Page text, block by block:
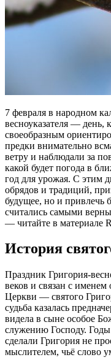
7 февраля в народном
весноуказателя — день,
своеобразным
предки внимательно
ветру и наблюдали за
какой будет погода в
год для урожая. С этим
обрядов и традиций,
будущее, но и привлечь
считались самыми
— читайте в материале
История
Праздник Григория-
веков и связан с
Церкви — святого
судьба казалась
видела в сыне особое
служению Господу.
сделали Григория не
мыслителем, чьё слово